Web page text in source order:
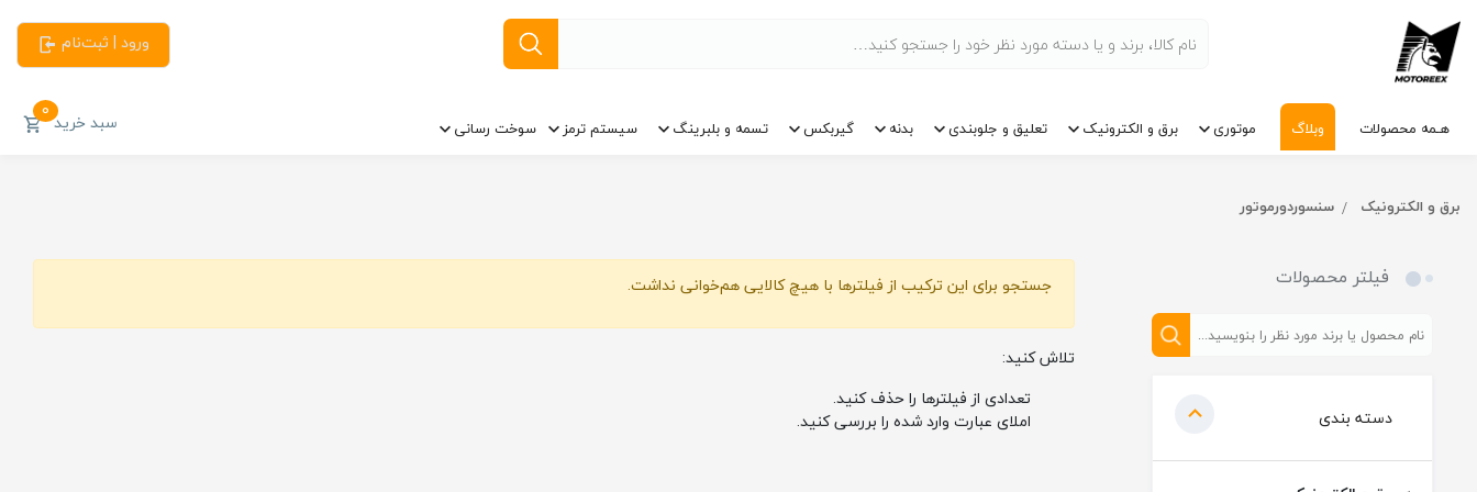
ورود | ثبت‌نام
هـمه محصولات وبلاگ موتوری برق و الکترونیک تعلیق و جلوبندی بدنه گیربکس تسمه و بلبرینگ سیستم ترمز سوخت رسانی سبد خرید0
برق و الکترونیک سنسوردورموتور
فیلتر محصولات
دسته بندی
جستجو برای این ترکیب از فیلترها با هیچ کالایی هم‌خوانی نداشت.
تلاش کنید:
تعدادی از فیلترها را حذف کنید.
املای عبارت وارد شده را بررسی کنید.